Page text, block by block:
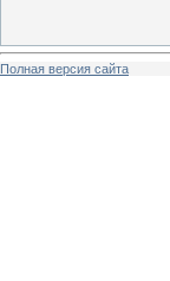
Полная версия сайта